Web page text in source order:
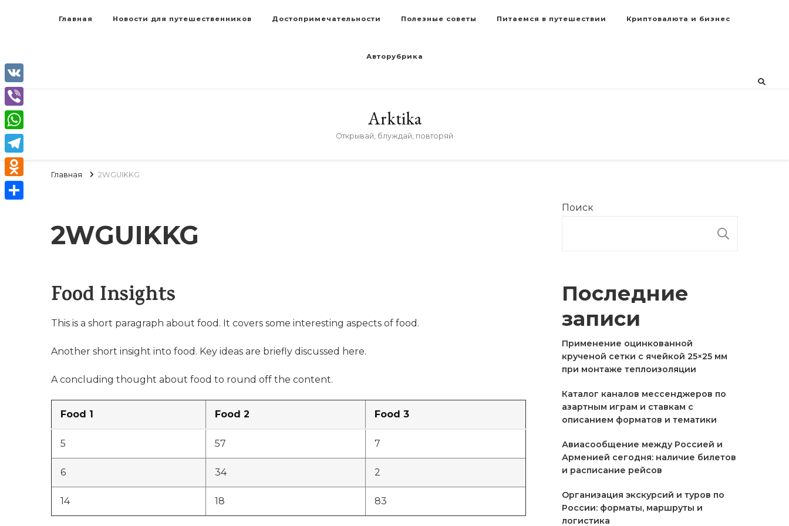
Главная Новости для путешественников Достопримечательности Полезные советы Питаемся в путешествии Криптовалюта и бизнес
Авторубрика
Arktika
Открывай, блуждай, повторяй
Главная 2WGUIKKG
2WGUIKKG
Food Insights
This is a short paragraph about food. It covers some interesting aspects of food.
Another short insight into food. Key ideas are briefly discussed here.
A concluding thought about food to round off the content.
Food 1 Food 2 Food 3
5 57 7
6 34 2
14 18 83
Поиск
Последние
записи
Применение оцинкованной
крученой сетки с ячейкой 25×25 мм
при монтаже теплоизоляции
Каталог каналов мессенджеров по
азартным играм и ставкам с
описанием форматов и тематики
Авиасообщение между Россией и
Арменией сегодня: наличие билетов
и расписание рейсов
Организация экскурсий и туров по
России: форматы, маршруты и
логистика
VK
Viber
WhatsApp
Telegram
Odnoklassniki